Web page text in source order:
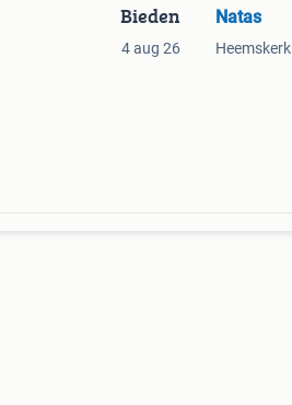
Bieden
4 aug 26
Natas
Heemskerk